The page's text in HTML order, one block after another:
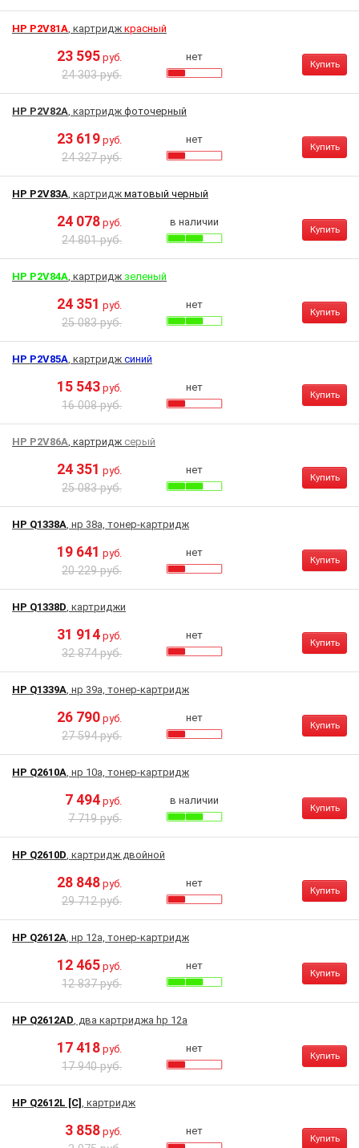
HP P2V81A, картридж красный
23 595 руб.
24 303 руб.
нет
Купить
HP P2V82A, картридж фоточерный
23 619 руб.
24 327 руб.
нет
Купить
HP P2V83A, картридж матовый черный
24 078 руб.
24 801 руб.
в наличии
Купить
HP P2V84A, картридж зеленый
24 351 руб.
25 083 руб.
нет
Купить
HP P2V85A, картридж синий
15 543 руб.
16 008 руб.
нет
Купить
HP P2V86A, картридж серый
24 351 руб.
25 083 руб.
нет
Купить
HP Q1338A, нр 38a, тонер-картридж
19 641 руб.
20 229 руб.
нет
Купить
HP Q1338D, картриджи
31 914 руб.
32 874 руб.
нет
Купить
HP Q1339A, нр 39a, тонер-картридж
26 790 руб.
27 594 руб.
нет
Купить
HP Q2610A, нр 10a, тонер-картридж
7 494 руб.
7 719 руб.
в наличии
Купить
HP Q2610D, картридж двойной
28 848 руб.
29 712 руб.
нет
Купить
HP Q2612A, нр 12a, тонер-картридж
12 465 руб.
12 837 руб.
нет
Купить
HP Q2612AD, два картриджа hp 12a
17 418 руб.
17 940 руб.
нет
Купить
HP Q2612L [C] , картридж
3 858 руб. нет
Купить